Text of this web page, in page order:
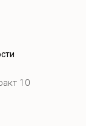
10